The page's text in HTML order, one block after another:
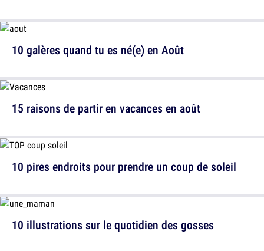
10 galères quand tu es né(e) en Août
10 pires endroits pour prendre un coup de soleil
15 raisons de partir en vacances en août
10 illustrations sur le quotidien des gosses